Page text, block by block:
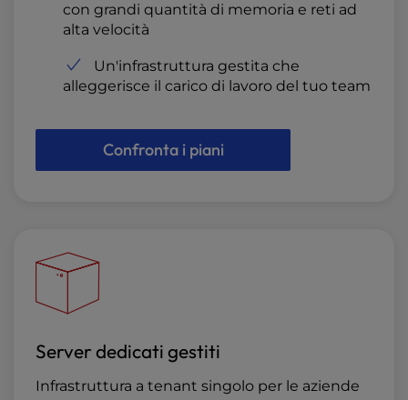
con grandi quantità di memoria e reti ad
alta velocità
Un'infrastruttura gestita che
alleggerisce il carico di lavoro del tuo team
Confronta i piani
Server dedicati gestiti
Infrastruttura a tenant singolo per le aziende